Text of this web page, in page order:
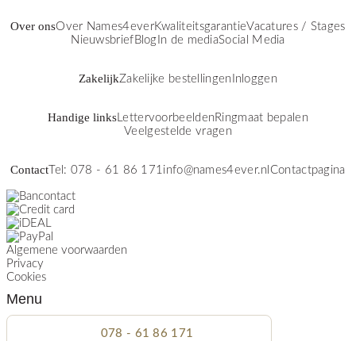
Over onsOver Names4everKwaliteitsgarantieVacatures / Stages
Nieuwsbrief Blog In de mediaSocial Media
ZakelijkZakelijke bestellingen Inloggen
Handige linksLettervoorbeeldenRingmaat bepalen
Veelgestelde vragen
Contact Tel: 078 - 61 86 171info@names4ever.nl Contactpagina
Algemene voorwaarden
Privacy
Cookies
Menu
078 - 61 86 171